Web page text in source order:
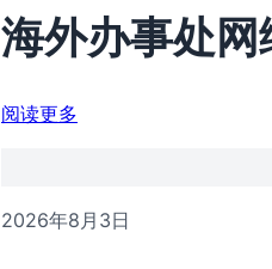
海外办事处
阅读更多
2026年8月3日